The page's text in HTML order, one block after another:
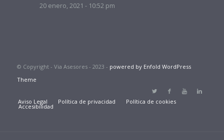
20 enero, 2021 - 10:52 pm
© Copyright - Via Asesores - 2023 - powered by Enfold WordPress
Theme
Aviso Legal Política de privacidad Política de cookies
Accesibilidad